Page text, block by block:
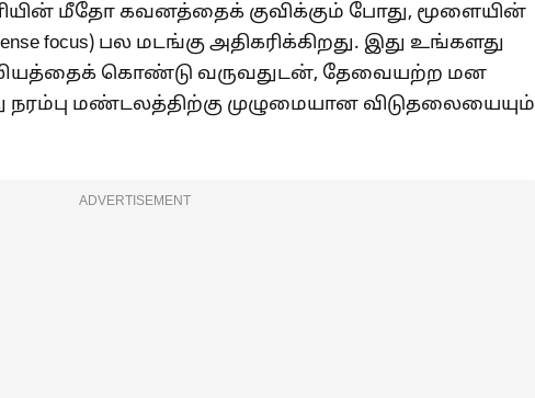
மீதோ கவனத்தைக் குவிக்கும் போது, மூளையின்
focus) பல மடங்கு அதிகரிக்கிறது. இது உங்களது
கொண்டு வருவதுடன், தேவையற்ற மன
நரம்பு மண்டலத்திற்கு முழுமையான விடுதலையையும்
ADVERTISEMENT